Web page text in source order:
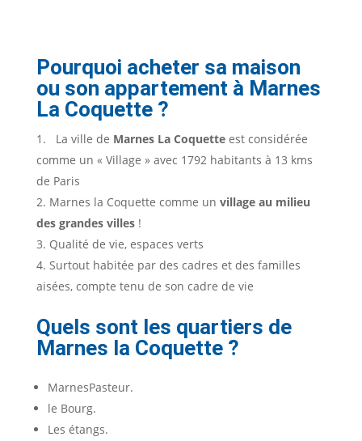
Pourquoi acheter sa maison
ou son appartement à Marnes
La Coquette ?
La ville de Marnes La Coquetteest considérée
comme un « Village » avec 1792 habitants à 13 kms
de Paris
Marnes la Coquette comme un village au milieu
des grandes villes!
Qualité de vie, espaces verts
Surtout habitée par des cadres et des familles
aisées, compte tenu de son cadre de vie
Quels sont les quartiers de
Marnes la Coquette ?
MarnesPasteur.
le Bourg.
Les étangs.